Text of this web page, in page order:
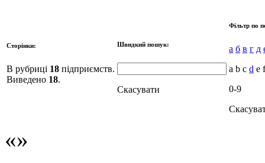
Сторінки:
В рубриці 18 підприємств.
Виведено 18.
Швидкий пошук:
Скасувати
Фільтр по
а б в г д
a b c d e
0-9